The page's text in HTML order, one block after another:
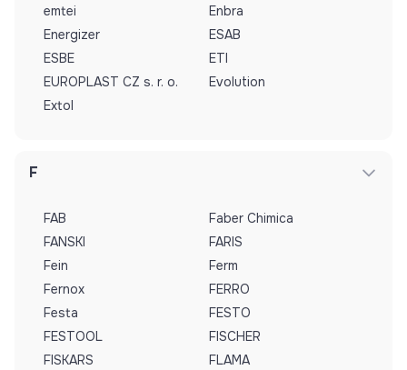
emtei
Enbra
Energizer
ESAB
ESBE
ETI
EUROPLAST CZ s. r. o.
Evolution
Extol
F
FAB
Faber Chimica
FANSKI
FARIS
Fein
Ferm
Fernox
FERRO
Festa
FESTO
FESTOOL
FISCHER
FISKARS
FLAMA